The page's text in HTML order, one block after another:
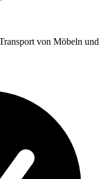
von Möbeln und